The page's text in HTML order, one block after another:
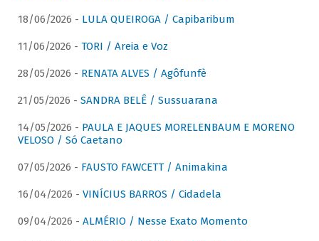
18/06/2026 - LULA QUEIROGA / Capibaribum
11/06/2026 - TORI / Areia e Voz
28/05/2026 - RENATA ALVES / Agôfunfè
21/05/2026 - SANDRA BELÊ / Sussuarana
14/05/2026 - PAULA E JAQUES MORELENBAUM E MORENO
VELOSO / Só Caetano
07/05/2026 - FAUSTO FAWCETT / Animakina
16/04/2026 - VINÍCIUS BARROS / Cidadela
09/04/2026 - ALMÉRIO / Nesse Exato Momento